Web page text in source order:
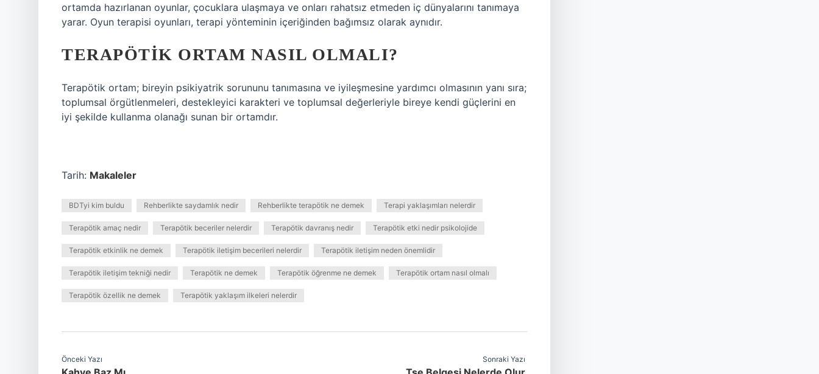
ortamda hazırlanan oyunlar, çocuklara ulaşmaya ve onları rahatsız etmeden iç dünyalarını tanımaya
yarar. Oyun terapisi oyunları, terapi yönteminin içeriğinden bağımsız olarak aynıdır.
TERAPÖTIK ORTAM NASIL OLMALI?
Terapötik ortam; bireyin psikiyatrik sorununu tanımasına ve iyileşmesine yardımcı olmasının yanı sıra;
toplumsal örgütlenmeleri, destekleyici karakteri ve toplumsal değerleriyle bireye kendi güçlerini en
iyi şekilde kullanma olanağı sunan bir ortamdır.
Tarih: Makaleler
BDTyi kim buldu Rehberlikte saydamlık nedir Rehberlikte terapötik ne demek Terapi yaklaşımları nelerdir
Terapötik amaç nedir Terapötik beceriler nelerdir Terapötik davranış nedir Terapötik etki nedir psikolojide
Terapötik etkinlik ne demek Terapötik iletişim becerileri nelerdir Terapötik iletişim neden önemlidir
Terapötik iletişim tekniği nedir Terapötik ne demek Terapötik öğrenme ne demek Terapötik ortam nasıl olmalı
Terapötik özellik ne demek Terapötik yaklaşım ilkeleri nelerdir
Önceki Yazı Sonraki Yazı